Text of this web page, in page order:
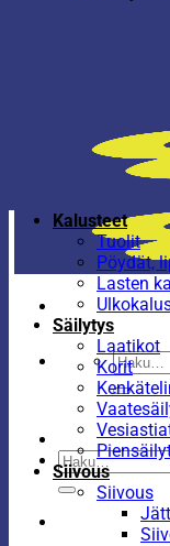
Etsi:
Etsi:
Kalusteet
Tuolit
Pöydät,
Lasten
Säilytys
Laatikot
Korit
Siivous
Siivous